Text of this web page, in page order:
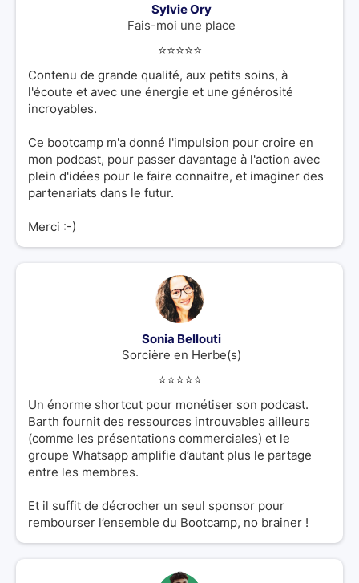
Sylvie Ory
Fais-moi une place
⭐️⭐️⭐️⭐️⭐️
Contenu de grande qualité, aux petits soins, à
l'écoute et avec une énergie et une générosité
incroyables.
Ce bootcamp m'a donné l'impulsion pour croire en
mon podcast, pour passer davantage à l'action avec
plein d'idées pour le faire connaitre, et imaginer des
partenariats dans le futur.
Merci :-)
Sonia Bellouti
Sorcière en Herbe(s)
⭐️⭐️⭐️⭐️⭐️
Un énorme shortcut pour monétiser son podcast.
Barth fournit des ressources introuvables ailleurs
(comme les présentations commerciales) et le
groupe Whatsapp amplifie d’autant plus le partage
entre les membres.
Et il suffit de décrocher un seul sponsor pour
rembourser l’ensemble du Bootcamp, no brainer !